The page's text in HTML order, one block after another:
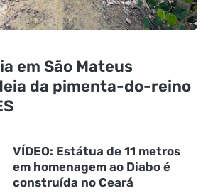
em São Mateus
da pimenta-do-reino
VÍDEO: Estátua de 11 metros
em homenagem ao Diabo é
construída no Ceará